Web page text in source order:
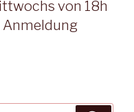
von 18h
Anmeldung